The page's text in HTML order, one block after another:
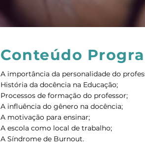
Conteúdo
A importância da personalidade do
História da docência na Educação;
Processos de formação do professor;
A influência do gênero na docência;
A motivação para ensinar;
A escola como local de trabalho;
A Síndrome de Burnout.